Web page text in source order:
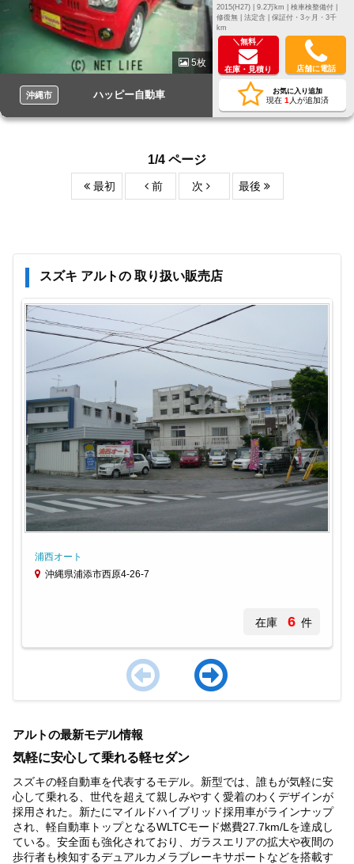
5枚
沖縄市 ハッピー自動車
2015(H27) | 9.2万km |
検車検整備付 |
修復無 | 法定含 | 保証付・3ヶ月・3千
km
＼無料／
在庫・見積り 店舗に電話
お気に入り追加
現在 1 人が追加済
1/4 ページ
最初 前 次 最後
スズキ アルトの 取り扱い販売店
浦西オート
沖縄県浦添市西原4-26-7
在庫 6 件
of
4
アルトの最新モデル情報
気軽に安心して乗れる軽セダン
スズキの軽自動車を代表するモデル。新型では、誰もが気軽に安
心して乗れる、世代を超えて親しみやすく愛着のわくデザインが
採用された。新たにマイルドハイブリッド採用車がラインナップ
され、軽自動車トップとなるWLTCモード燃費27.7km/Lを達成し
ている。安全面も強化されており、ガラスエリアの拡大や夜間の
歩行者も検知するデュアルカメラブレーキサポートなどを搭載す